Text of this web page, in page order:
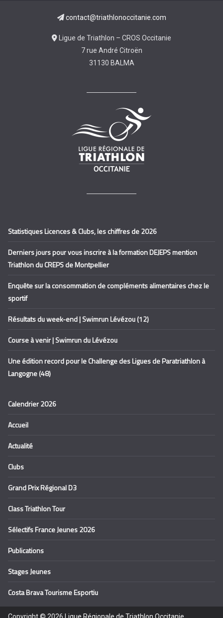
contact@triathlonoccitanie.com
Ligue de Triathlon – CROS Occitanie
7 rue André Citroën
31130 BALMA
Statistiques Licences & Clubs, les chiffres de 2026
Derniers jours pour vous inscrire à la formation DEJEPS mention
Triathlon du CREPS de Montpellier
Enquête sur la consommation de compléments alimentaires chez le
sportif
Résultats du week-end | Swimrun Lévézou (12)
Course à venir | Swimrun du Lévézou
Une édition record pour le Challenge des Ligues de Paratriathlon à
Langogne (48)
Calendrier 2026
Accueil
Actualité
Clubs
Grand Prix Régional D3
Class Triathlon Tour
Sélectifs France Jeunes 2026
Publications
Stages Jeunes
Costa Brava Tourisme Esportiu